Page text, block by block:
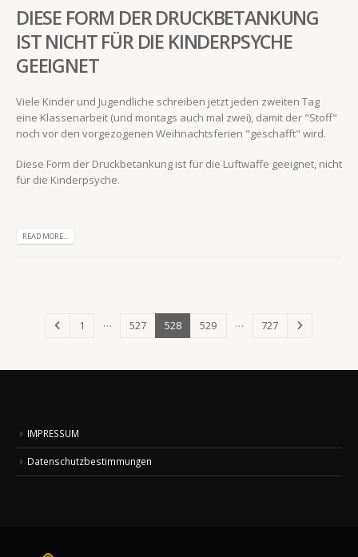
DIESE FORM DER DRUCKBETANKUNG
IST NICHT FÜR DIE KINDERPSYCHE
GEEIGNET
Viele Kinder und Jugendliche schreiben jetzt jeden zweiten Tag
eine Klassenarbeit (und montags auch mal zwei), damit der "Stoff"
noch vor den vorgezogenen Weihnachtsferien "geschafft" wird.
Diese Form der Druckbetankung ist für die Luftwaffe geeignet, nicht
für die Kinderpsyche.
READ MORE...
1 … 527 528 529 … 727
IMPRESSUM
Datenschutzbestimmungen